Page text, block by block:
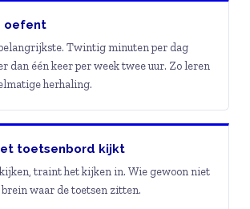
oefent
Twintig minuten per dag
dan één keer per week twee uur. Zo leren
herhaling.
toetsenbord kijkt
traint het kijken in. Wie gewoon niet
waar de toetsen zitten.